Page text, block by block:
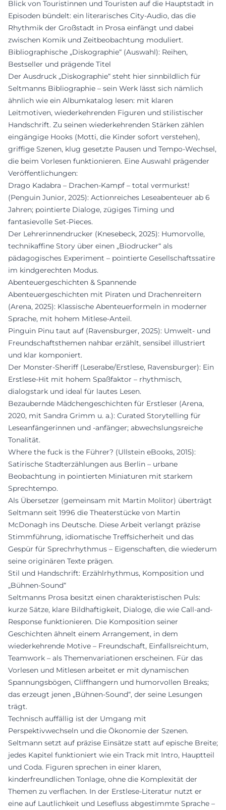
Blick von Touristinnen und Touristen auf die Hauptstadt in
Episoden bündelt: ein literarisches City-Audio, das die
Rhythmik der Großstadt in Prosa einfängt und dabei
zwischen Komik und Zeitbeobachtung moduliert.
Bibliographische „Diskographie“ (Auswahl): Reihen,
Bestseller und prägende Titel
Der Ausdruck „Diskographie“ steht hier sinnbildlich für
Seltmanns Bibliographie – sein Werk lässt sich nämlich
ähnlich wie ein Albumkatalog lesen: mit klaren
Leitmotiven, wiederkehrenden Figuren und stilistischer
Handschrift. Zu seinen wiederkehrenden Stärken zählen
eingängige Hooks (Motti, die Kinder sofort verstehen),
griffige Szenen, klug gesetzte Pausen und Tempo-Wechsel,
die beim Vorlesen funktionieren. Eine Auswahl prägender
Veröffentlichungen:
Drago Kadabra – Drachen-Kampf – total vermurkst!
(Penguin Junior, 2025): Actionreiches Leseabenteuer ab 6
Jahren; pointierte Dialoge, zügiges Timing und
fantasievolle Set-Pieces.
Der Lehrerinnendrucker (Knesebeck, 2025): Humorvolle,
technikaffine Story über einen „Biodrucker“ als
pädagogisches Experiment – pointierte Gesellschaftssatire
im kindgerechten Modus.
Abenteuergeschichten & Spannende
Abenteuergeschichten mit Piraten und Drachenreitern
(Arena, 2025): Klassische Abenteuerformeln in moderner
Sprache, mit hohem Mitlese-Anteil.
Pinguin Pinu taut auf (Ravensburger, 2025): Umwelt- und
Freundschaftsthemen nahbar erzählt, sensibel illustriert
und klar komponiert.
Der Monster-Sheriff (Leserabe/Erstlese, Ravensburger): Ein
Erstlese-Hit mit hohem Spaßfaktor – rhythmisch,
dialogstark und ideal für lautes Lesen.
Bezaubernde Mädchengeschichten für Erstleser (Arena,
2020, mit Sandra Grimm u. a.): Curated Storytelling für
Leseanfängerinnen und -anfänger; abwechslungsreiche
Tonalität.
Where the fuck is the Führer? (Ullstein eBooks, 2015):
Satirische Stadterzählungen aus Berlin – urbane
Beobachtung in pointierten Miniaturen mit starkem
Sprechtempo.
Als Übersetzer (gemeinsam mit Martin Molitor) überträgt
Seltmann seit 1996 die Theaterstücke von Martin
McDonagh ins Deutsche. Diese Arbeit verlangt präzise
Stimmführung, idiomatische Treffsicherheit und das
Gespür für Sprechrhythmus – Eigenschaften, die wiederum
seine originären Texte prägen.
Stil und Handschrift: Erzählrhythmus, Komposition und
„Bühnen-Sound“
Seltmanns Prosa besitzt einen charakteristischen Puls:
kurze Sätze, klare Bildhaftigkeit, Dialoge, die wie Call-and-
Response funktionieren. Die Komposition seiner
Geschichten ähnelt einem Arrangement, in dem
wiederkehrende Motive – Freundschaft, Einfallsreichtum,
Teamwork – als Themenvariationen erscheinen. Für das
Vorlesen und Mitlesen arbeitet er mit dynamischen
Spannungsbögen, Cliffhangern und humorvollen Breaks;
das erzeugt jenen „Bühnen-Sound“, der seine Lesungen
trägt.
Technisch auffällig ist der Umgang mit
Perspektivwechseln und die Ökonomie der Szenen.
Seltmann setzt auf präzise Einsätze statt auf epische Breite;
jedes Kapitel funktioniert wie ein Track mit Intro, Hauptteil
und Coda. Figuren sprechen in einer klaren,
kinderfreundlichen Tonlage, ohne die Komplexität der
Themen zu verflachen. In der Erstlese-Literatur nutzt er
eine auf Lautlichkeit und Lesefluss abgestimmte Sprache –